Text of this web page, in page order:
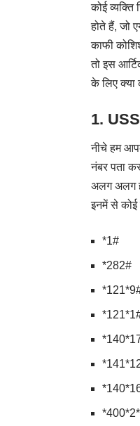
कोई
होते हैं, जो
काफी
तो इस
के लिए क्या
1.
नीचे हम
नंबर पता
अलग अलग
इनमें से कोई
*1#
*282#